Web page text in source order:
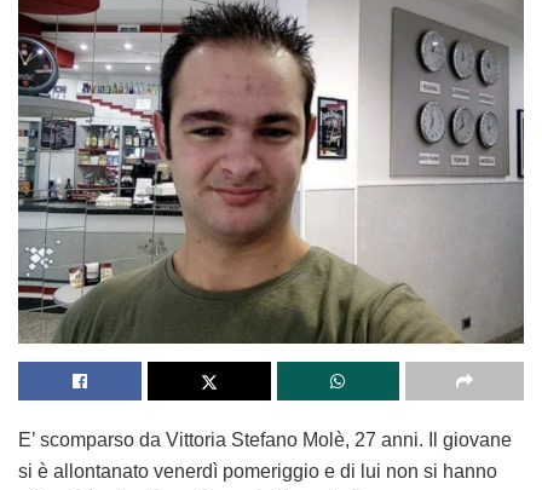
E’ scomparso da Vittoria Stefano Molè, 27 anni. Il giovane
si è allontanato venerdì pomeriggio e di lui non si hanno